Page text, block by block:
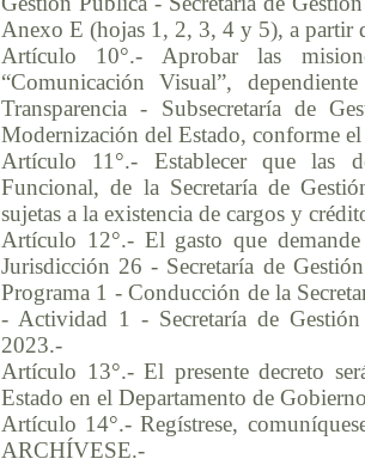
Anexo E (hojas 1, 2, 3, 4 y 5), a partir
Artículo 10°.- Aprobar las
“Comunicación Visual”,
Transparencia - Subsecretaría de
Modernización del Estado, conforme
Artículo 11°.- Establecer que las
Funcional, de la Secretaría de
sujetas a la existencia de cargos y
Artículo 12°.- El gasto que
Jurisdicción 26 - Secretaría de
Programa 1 - Conducción de la
- Actividad 1 - Secretaría de
2023.-
Artículo 13°.- El presente decreto
Estado en el Departamento de
Artículo 14°.- Regístrese,
ARCHÍVESE.-